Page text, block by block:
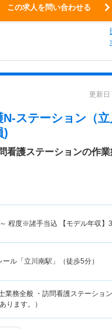
この求人を問い合わせる
更新
ステーション（立
)
看護ステーションの作業
程度※諸手当込 【モデル年収】
ル「立川南駅」（徒歩5分）
業務全般 ・訪問看護ステーショ
ります。）